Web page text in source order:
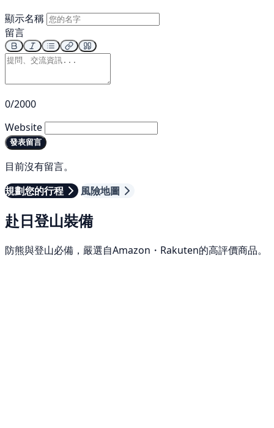
顯示名稱
留言
0/2000
Website
發表留言
目前沒有留言。
規劃您的行程
風險地圖
赴日登山裝備
防熊與登山必備，嚴選自Amazon・Rakuten的高評價商品。